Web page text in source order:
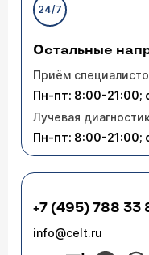
24/7
Остальные
Приём
Пн-пт: 8:00-21:00;
Лучевая
Пн-пт: 8:00-21:00;
+7 (495) 788 33
info@celt.ru